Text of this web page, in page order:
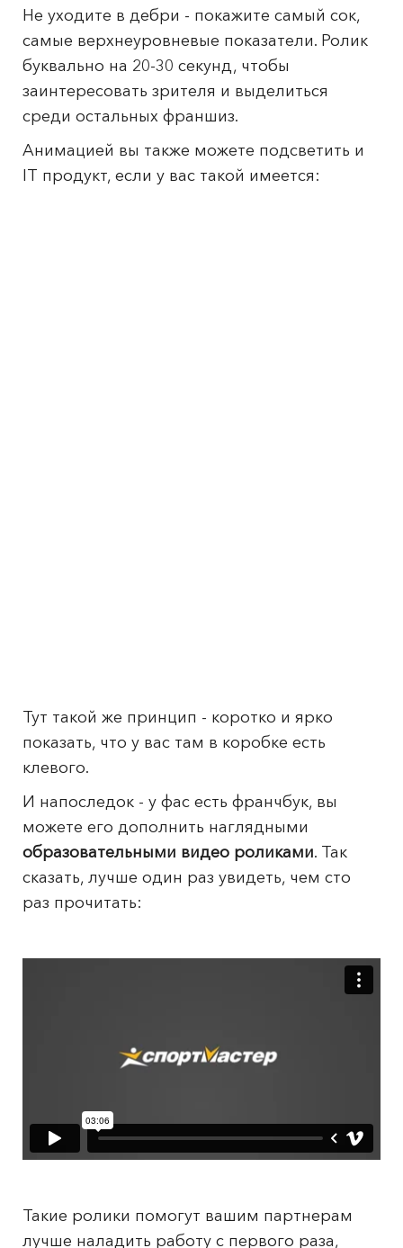
Не уходите в дебри - покажите самый сок,
самые верхнеуровневые показатели. Ролик
буквально на 20-30 секунд, чтобы
заинтересовать зрителя и выделиться
среди остальных франшиз.
Анимацией вы также можете подсветить и
IT продукт, если у вас такой имеется:
Тут такой же принцип - коротко и ярко
показать, что у вас там в коробке есть
клевого.
И напоследок - у фас есть франчбук, вы
можете его дополнить наглядными
образовательными видео роликами. Так
сказать, лучше один раз увидеть, чем сто
раз прочитать:
Такие ролики помогут вашим партнерам
лучше наладить работу с первого раза,